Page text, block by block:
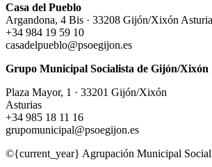
Casa del Pueblo
Argandona, 4 Bis · 33208 Gijón/Xixón
+34 984 19 59 10
casadelpueblo@psoegijon.es
Grupo Municipal Socialista de Gijón/Xixón
Plaza Mayor, 1 · 33201 Gijón/Xixón
Asturias
+34 985 18 11 16
grupomunicipal@psoegijon.es
©{current_year} Agrupación Municipal